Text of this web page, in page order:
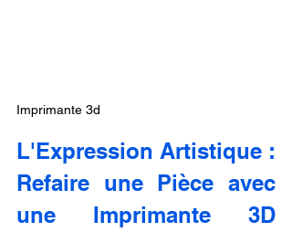
Imprimante 3d
L'Expression Artistique :
Refaire une Pièce avec
une Imprimante 3D